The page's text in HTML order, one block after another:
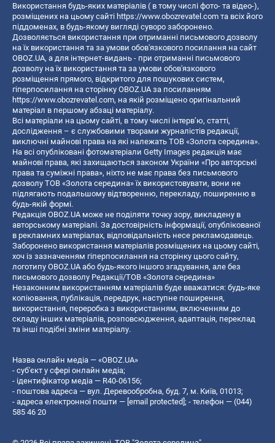
Використання будь-яких матеріалів ( в тому числі фото- та відео-),
розміщених на цьому сайті https://www.obozrevatel.com та всіх його
піддоменах, в будь-якому вигляді суворо заборонено.
Дозволяється використання при отриманні письмового дозволу
на їх використання та за умови обов'язкового посилання на сайт
OBOZ.UA, а для інтернет-видань - при отриманні письмового
дозволу на їх використання та за умови обов'язкового
розміщення прямого, відкритого для пошукових систем,
гіперпосилання на сторінку OBOZ.UA за посиланням
https://www.obozrevatel.com, на якій розміщено оригінальний
матеріал в першому абзаці матеріалу.
Всі матеріали на цьому сайті, в тому числі інтерв’ю, статті,
дослідження – є службовими творами журналістів редакції,
виключні майнові права на які належать ТОВ «Золота середина».
На всі опубліковані фотоматеріали Getty Images редакція має
майнові права, які захищаються законом України «Про авторські
права та суміжні права», ніхто не має права без письмового
дозволу ТОВ «Золота середина» їх використовувати, вони не
підлягають подальшому відтворенню, перекладу, поширенню в
будь-якій формі.
Редакція OBOZ.UA може не поділяти точку зору, викладену в
авторському матеріалі. За достовірність інформації, опублікованої
в рекламних матеріалах, відповідальність несе рекламодавець.
Заборонено використання матеріалів розміщених на цьому сайті,
хоч із зазначенням гіперпосилання на сторінку цього сайту,
логотипу OBOZ.UA або будь-якого іншого згадування, але без
письмового дозволу Редакції/ТОВ «Золота середина»
Незаконним використанням матеріалів буде вважатися: будь-яке
копiювання, публiкацiя, передрук, наступне поширення,
використання, переробка з використанням, включенням до
складу інших матеріалів, розповсюдження, адаптація, переклад
та інші подібні зміни матеріалу.
Назва онлайн медіа — «OBOZ.UA»
- суб'єкт у сфері онлайн медіа;
- ідентифікатор медіа — R40-06156;
- поштова адреса — вул. Деревообробна, буд. 7, м. Київ, 01013;
- адреса електронної пошти — [email protected] ; - телефон — (044)
585 46 20